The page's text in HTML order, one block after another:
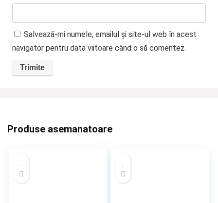
Salvează-mi numele, emailul și site-ul web în acest
navigator pentru data viitoare când o să comentez.
Produse asemanatoare